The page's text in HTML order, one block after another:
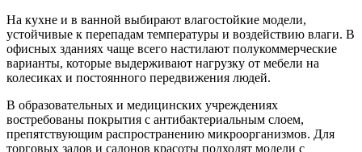
На кухне и в ванной выбирают влагостойкие модели,
устойчивые к перепадам температуры и воздействию влаги. В
офисных зданиях чаще всего настилают полукоммерческие
варианты, которые выдерживают нагрузку от мебели на
колесиках и постоянного передвижения людей.
В образовательных и медицинских учреждениях
востребованы покрытия с антибактериальным слоем,
препятствующим распространению микроорганизмов. Для
торговых залов и салонов красоты подходят модели с